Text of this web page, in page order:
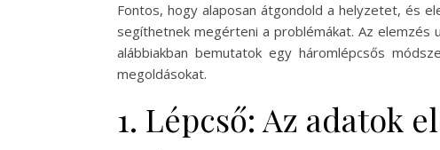
Fontos, hogy alaposan átgondold a helyzetet, és
segíthetnek megérteni a problémákat. Az elemzés
alábbiakban bemutatok egy háromlépcsős
megoldásokat.
1. Lépcső: Az adatok